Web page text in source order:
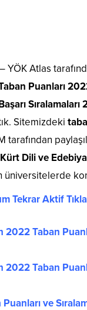
YÖK Atlas
Puanları
Sıralamaları
Sitemizdeki
tarafından
Dili ve
üniversitelerde
Tekrar Aktif
2022 Taban
2022 Taban
ve